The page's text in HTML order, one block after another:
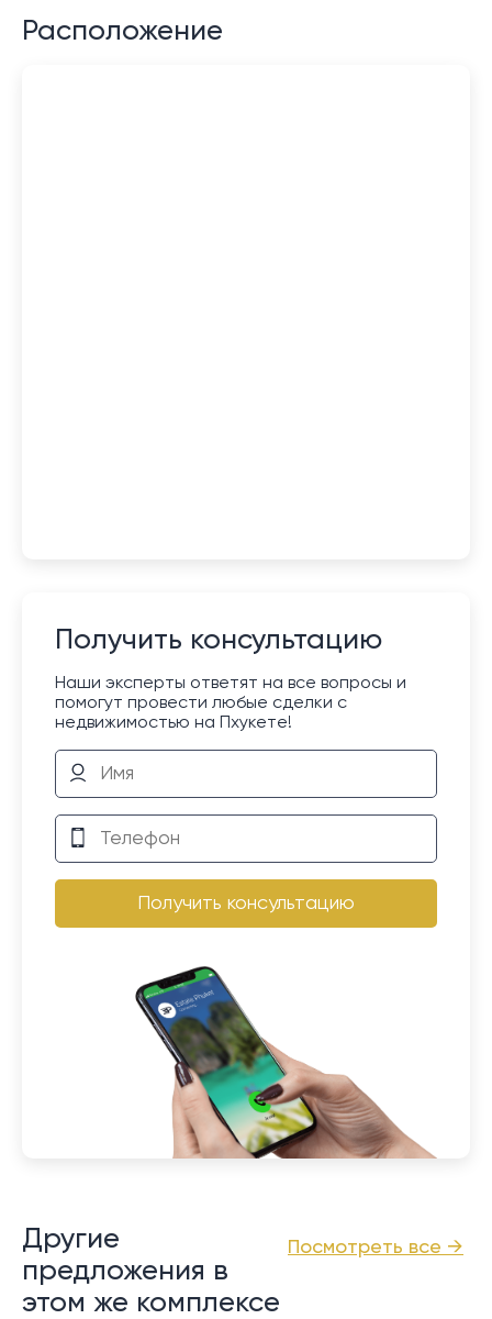
Расположение
Получить консультацию
Наши эксперты ответят на все вопросы и
помогут провести любые сделки с
недвижимостью на Пхукете!
Получить консультацию
Посмотреть все →
Другие
предложения в
этом же комплексе